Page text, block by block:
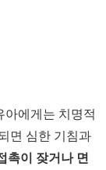
아에게는 치명적
면 심한 기침과
촉이 잦거나 면